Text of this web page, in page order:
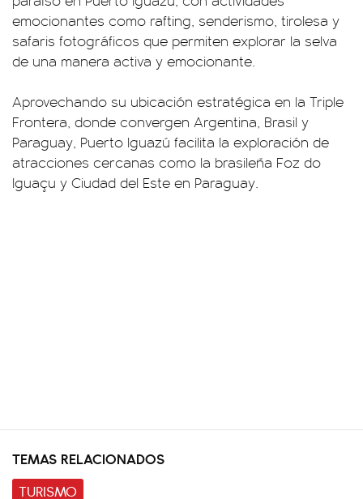
emocionantes como rafting, senderismo, tirolesa y
safaris fotográficos que permiten explorar la selva
de una manera activa y emocionante.
Aprovechando su ubicación estratégica en la Triple
Frontera, donde convergen Argentina, Brasil y
Paraguay, Puerto Iguazú facilita la exploración de
atracciones cercanas como la brasileña Foz do
Iguaçu y Ciudad del Este en Paraguay.
TEMAS RELACIONADOS
TURISMO